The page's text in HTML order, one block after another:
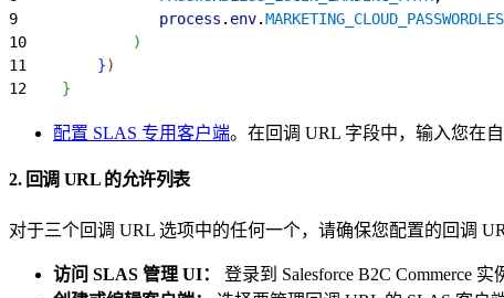
9
                process
. env.
10
)
11
})
12
}
配置 SLAS 专用客户端。在回调 URL 字段中，输入您在
2. 回调 URL 的允许列表
对于三个回调 URL 选项中的任何一个，请确保您配置的回调
访问 SLAS 管理 UI：
登录到 Salesforce B2C Commerce